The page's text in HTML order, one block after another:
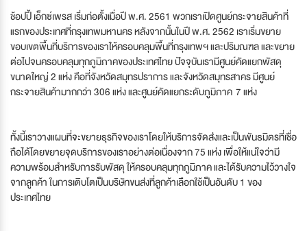
ช้อปปี้ เอ็กซ์เพรส เริ่มก่อตั้งเมื่อปี พ.ศ. 2561 พวกเราเปิดศูนย์กระจายสินค้าที่
แรกของประเทศที่กรุงเทพมหานคร หลังจากนั้นในปี พ.ศ. 2562 เราเริ่มขยาย
ขอบเขตพื้นที่บริการของเราให้ครอบคลุมพื้นที่กรุงเทพฯ และปริมณฑล และขยาย
ต่อไปจนครอบคลุมทุกภูมิภาคของประเทศไทย ปัจจุบันเรามีศูนย์คัดแยกพัสดุ
ขนาดใหญ่ 2 แห่ง คือที่จังหวัดสมุทรปราการ และจังหวัดสมุทรสาคร มีศูนย์
กระจายสินค้ามากกว่า 306 แห่ง และศูนย์คัดแยกระดับภูมิภาค 7 แห่ง
ทั้งนี้เราวางแผนที่จะขยายธุรกิจของเราโดยให้บริการจัดส่งและเป็นพันธมิตรที่เชื่อ
ถือได้โดยขยายจุดบริการของเราอย่างต่อเนื่องจาก 75 แห่ง เพื่อให้แน่ใจว่ามี
ความพร้อมสำหรับการรับพัสดุ ให้ครอบคลุมทุกภูมิภาค และได้รับความไว้วางใจ
จากลูกค้า ในการเติบโตเป็นบริษัทขนส่งที่ลูกค้าเลือกใช้เป็นอันดับ 1 ของ
ประเทศไทย